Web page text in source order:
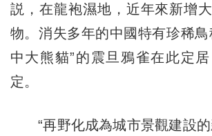
説，在龍袍濕地，近年來新增
物。消失多年的中國特有珍稀鳥
中大熊貓”的震旦鴉雀在此定
定。
“再野化成為城市景觀建設的